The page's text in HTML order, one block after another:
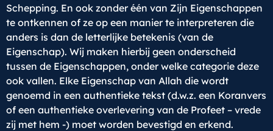
Schepping. En ook zonder één van Zijn Eigenschappen
te ontkennen of ze op een manier te interpreteren die
anders is dan de letterlijke betekenis (van de
Eigenschap). Wij maken hierbij geen onderscheid
tussen de Eigenschappen, onder welke categorie deze
ook vallen. Elke Eigenschap van Allah die wordt
genoemd in een authentieke tekst (d.w.z. een Koranvers
of een authentieke overlevering van de Profeet – vrede
zij met hem -) moet worden bevestigd en erkend.